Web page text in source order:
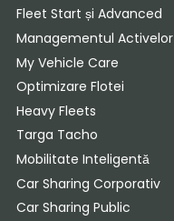
Fleet Start și Advanced
Managementul Activelor
My Vehicle Care
Optimizare Flotei
Heavy Fleets
Targa Tacho
Mobilitate Inteligentă
Car Sharing Corporativ
Car Sharing Public